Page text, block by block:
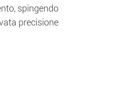
spingendo
precisione